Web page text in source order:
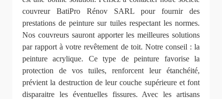
couvreur BatiPro Rénov SARL pour fournir des
prestations de peinture sur tuiles respectant les normes.
Nos couvreurs sauront apporter les meilleures solutions
par rapport à votre revêtement de toit. Notre conseil : la
peinture acrylique. Ce type de peinture favorise la
protection de vos tuiles, renforcent leur étanchéité,
prévient la destruction de leur couche supérieure et font
disparaitre les éventuelles fissures. Avec les artisans